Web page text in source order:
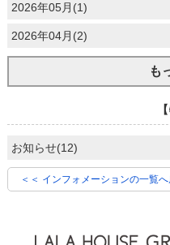
2026年05月(1)
2026年04月(2)
も
お知らせ(12)
＜＜ インフォメーションの一覧へ